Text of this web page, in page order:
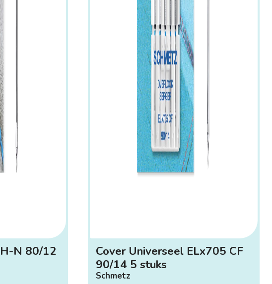
N 80/12
Cover Universeel ELx705 CF
90/14 5 stuks
Schmetz